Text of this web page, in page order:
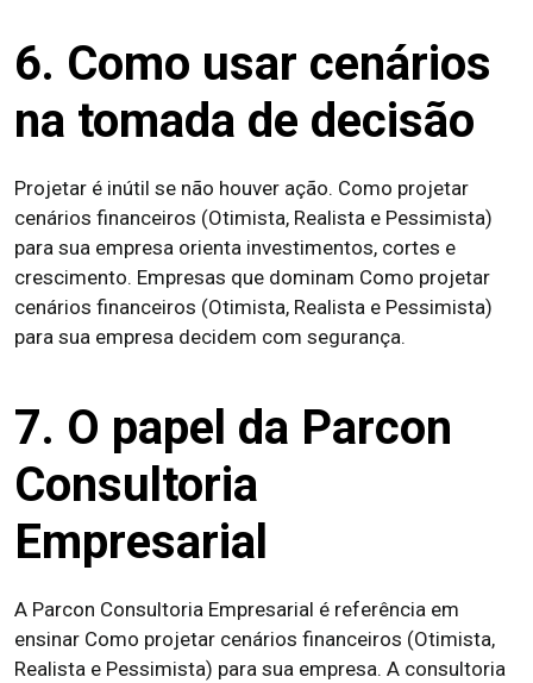
6. Como usar cenários
na tomada de decisão
Projetar é inútil se não houver ação. Como projetar
cenários financeiros (Otimista, Realista e Pessimista)
para sua empresa orienta investimentos, cortes e
crescimento. Empresas que dominam Como projetar
cenários financeiros (Otimista, Realista e Pessimista)
para sua empresa decidem com segurança.
7. O papel da Parcon
Consultoria
Empresarial
A Parcon Consultoria Empresarial é referência em
ensinar Como projetar cenários financeiros (Otimista,
Realista e Pessimista) para sua empresa. A consultoria